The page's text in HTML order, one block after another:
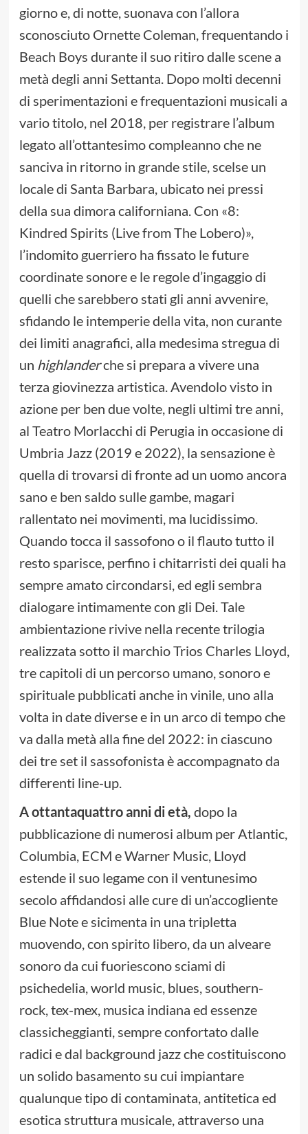
giorno e, di notte, suonava con l’allora
sconosciuto Ornette Coleman, frequentando i
Beach Boys durante il suo ritiro dalle scene a
metà degli anni Settanta. Dopo molti decenni
di sperimentazioni e frequentazioni musicali a
vario titolo, nel 2018, per registrare l’album
legato all’ottantesimo compleanno che ne
sanciva in ritorno in grande stile, scelse un
locale di Santa Barbara, ubicato nei pressi
della sua dimora californiana. Con «8:
Kindred Spirits (Live from The Lobero)»,
l’indomito guerriero ha fissato le future
coordinate sonore e le regole d’ingaggio di
quelli che sarebbero stati gli anni avvenire,
sfidando le intemperie della vita, non curante
dei limiti anagrafici, alla medesima stregua di
un highlanderche si prepara a vivere una
terza giovinezza artistica. Avendolo visto in
azione per ben due volte, negli ultimi tre anni,
al Teatro Morlacchi di Perugia in occasione di
Umbria Jazz (2019 e 2022), la sensazione è
quella di trovarsi di fronte ad un uomo ancora
sano e ben saldo sulle gambe, magari
rallentato nei movimenti, ma lucidissimo.
Quando tocca il sassofono o il flauto tutto il
resto sparisce, perfino i chitarristi dei quali ha
sempre amato circondarsi, ed egli sembra
dialogare intimamente con gli Dei. Tale
ambientazione rivive nella recente trilogia
realizzata sotto il marchio Trios Charles Lloyd,
tre capitoli di un percorso umano, sonoro e
spirituale pubblicati anche in vinile, uno alla
volta in date diverse e in un arco di tempo che
va dalla metà alla fine del 2022: in ciascuno
dei tre set il sassofonista è accompagnato da
differenti line-up.
A ottantaquattro anni di età, dopo la
pubblicazione di numerosi album per Atlantic,
Columbia, ECM e Warner Music, Lloyd
estende il suo legame con il ventunesimo
secolo affidandosi alle cure di un’accogliente
Blue Note e sicimenta in una tripletta
muovendo, con spirito libero, da un alveare
sonoro da cui fuoriescono sciami di
psichedelia, world music, blues, southern-
rock, tex-mex, musica indiana ed essenze
classicheggianti, sempre confortato dalle
radici e dal background jazz che costituiscono
un solido basamento su cui impiantare
qualunque tipo di contaminata, antitetica ed
esotica struttura musicale, attraverso una